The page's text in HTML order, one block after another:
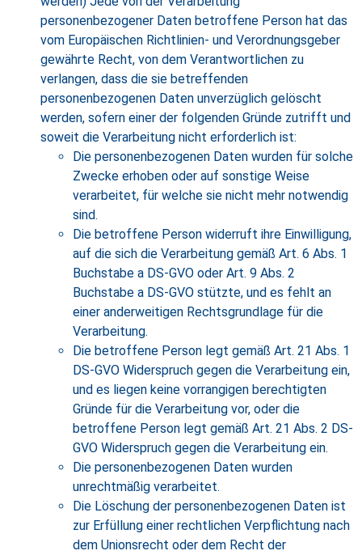
personenbezogener Daten betroffene Person hat das
vom Europäischen Richtlinien- und Verordnungsgeber
gewährte Recht, von dem Verantwortlichen zu
verlangen, dass die sie betreffenden
personenbezogenen Daten unverzüglich gelöscht
werden, sofern einer der folgenden Gründe zutrifft und
soweit die Verarbeitung nicht erforderlich ist:
Die personenbezogenen Daten wurden für solche
Zwecke erhoben oder auf sonstige Weise
verarbeitet, für welche sie nicht mehr notwendig
sind.
Die betroffene Person widerruft ihre Einwilligung,
auf die sich die Verarbeitung gemäß Art. 6 Abs. 1
Buchstabe a DS-GVO oder Art. 9 Abs. 2
Buchstabe a DS-GVO stützte, und es fehlt an
einer anderweitigen Rechtsgrundlage für die
Verarbeitung.
Die betroffene Person legt gemäß Art. 21 Abs. 1
DS-GVO Widerspruch gegen die Verarbeitung ein,
und es liegen keine vorrangigen berechtigten
Gründe für die Verarbeitung vor, oder die
betroffene Person legt gemäß Art. 21 Abs. 2 DS-
GVO Widerspruch gegen die Verarbeitung ein.
Die personenbezogenen Daten wurden
unrechtmäßig verarbeitet.
Die Löschung der personenbezogenen Daten ist
zur Erfüllung einer rechtlichen Verpflichtung nach
dem Unionsrecht oder dem Recht der